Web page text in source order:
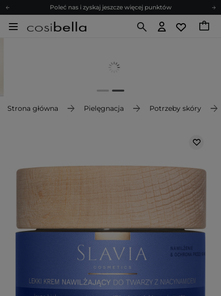
Poleć nas i zyskaj jeszcze więcej punktów
Zapisz się na newsletter pełen porad
Poleć nas i zyskaj jeszcze więcej punktów
Strona główna Pielęgnacja Potrzeby skóry